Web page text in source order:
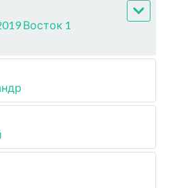
Восток 1